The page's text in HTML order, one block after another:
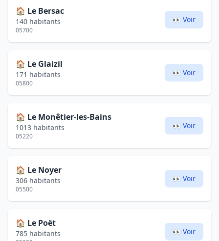
🏠 Le Bersac
140 habitants
05700
👀 Voir
🏠 Le Glaizil
171 habitants
05800
👀 Voir
🏠 Le Monêtier-les-Bains
1013 habitants
05220
👀 Voir
🏠 Le Noyer
306 habitants
05500
👀 Voir
🏠 Le Poët
785 habitants 👀 Voir